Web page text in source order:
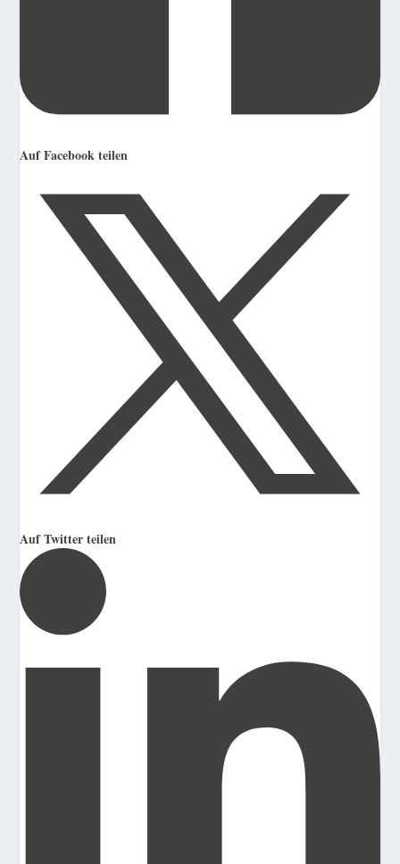
Auf Facebook teilen
Auf Twitter teilen